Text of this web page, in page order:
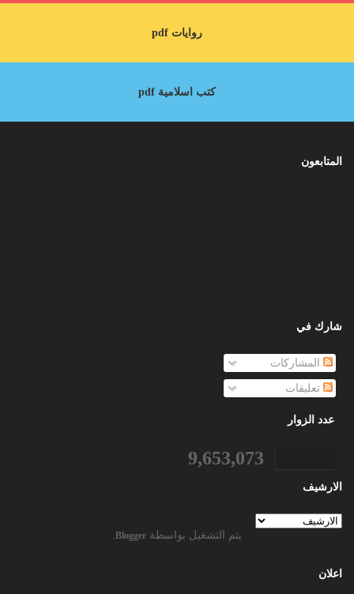
روايات pdf
كتب اسلامية pdf
المتابعون
شارك في
المشاركات
تعليقات
عدد الزوار
9,653,073
الارشيف
يتم التشغيل بواسطة Blogger
اعلان